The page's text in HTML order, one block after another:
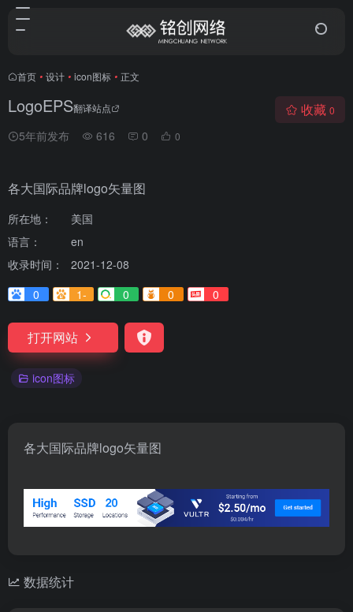
首页 • 设计 • icon图标 • 正文
LogoEPS翻译站点
5年前发布 616 0 0
收藏 0
各大国际品牌logo矢量图
所在地：
美国
语言：
en
收录时间：
2021-12-08
0
1- 0 0 0
打开网站
icon图标
各大国际品牌logo矢量图
数据统计